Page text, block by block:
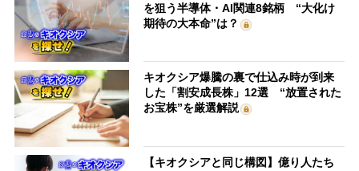
を狙う半導体・AI関連8銘柄 “大化け
期待の大本命”は？
キオクシア爆騰の裏で仕込み時が到来
した「割安成長株」12選 “放置された
お宝株”を厳選解説
【キオクシアと同じ構図】億り人たち